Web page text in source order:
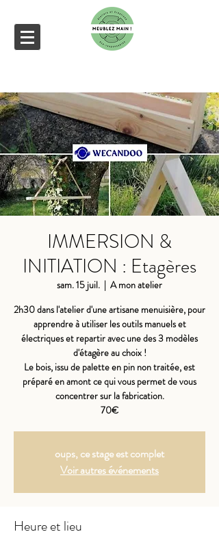
IMMERSION &
INITIATION : Etagères
sam. 15 juil.
  |
A mon atelier
2h30 dans l'atelier d'une artisane menuisière, pour
apprendre à utiliser les outils manuels et
électriques et repartir avec une des 3 modèles
d'étagère au choix !
Le bois, issu de palette en pin non traitée, est
préparé en amont ce qui vous permet de vous
concentrer sur la fabrication.
70€
oups, ce stage est complet
Voir autres événements
Heure et lieu